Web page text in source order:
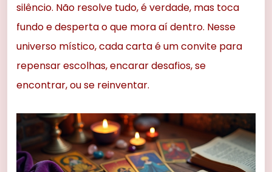
silêncio. Não resolve tudo, é verdade, mas toca
fundo e desperta o que mora aí dentro. Nesse
universo místico, cada carta é um convite para
repensar escolhas, encarar desafios, se
encontrar, ou se reinventar.